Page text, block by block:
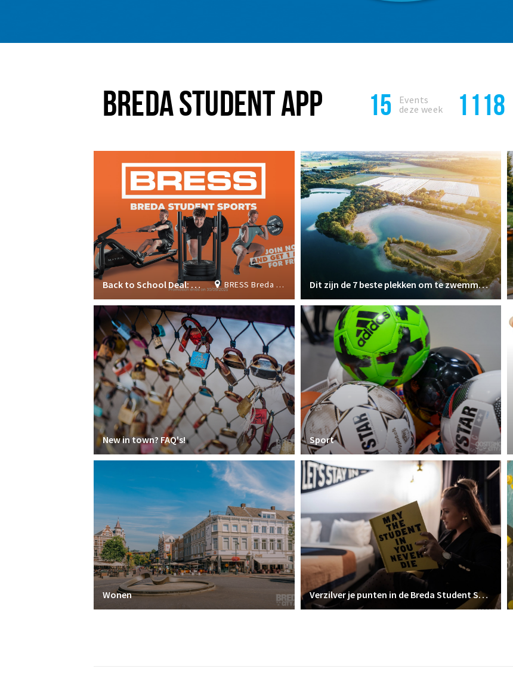
BREDA STUDENT APP 15
Events
deze week
1118
BRESS Breda Student Sports
Back to School Deal: Join now & get 1 month FREE! Dit zijn de 7 beste plekken om te zwemmen in Breda
New in town? FAQ's! Sport
Wonen Verzilver je punten in de Breda Student Shop